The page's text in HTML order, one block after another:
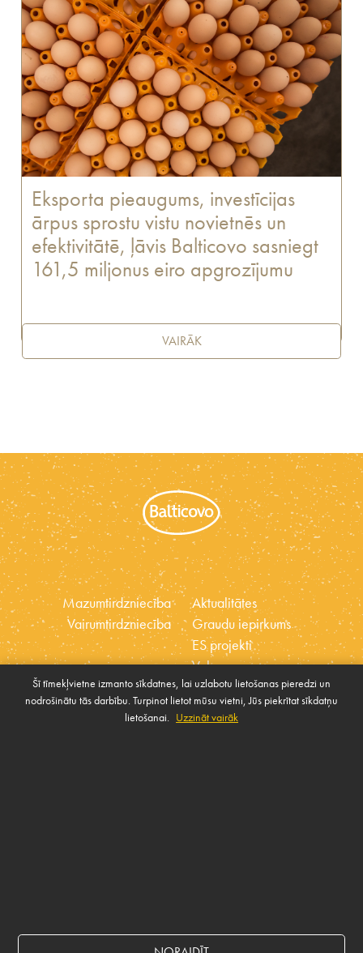
Eksporta pieaugums, investīcijas
ārpus sprostu vistu novietnēs un
efektivitātē, ļāvis Balticovo sasniegt
161,5 miljonus eiro apgrozījumu
VAIRĀK
Mazumtirdzniecība
Vairumtirdzniecība
Sīkdatnes
Aktualitātes
Graudu iepirkums
ES projekti
Vakances
Ētikas kodekss
Sabiedrības atbalsta
Šī tīmekļvietne izmanto sīkdatnes, lai uzlabotu lietošanas pieredzi un
nodrošinātu tās darbību. Turpinot lietot mūsu vietni, Jūs piekrītat sīkdatņu
lietošanai. Uzzināt vairāk